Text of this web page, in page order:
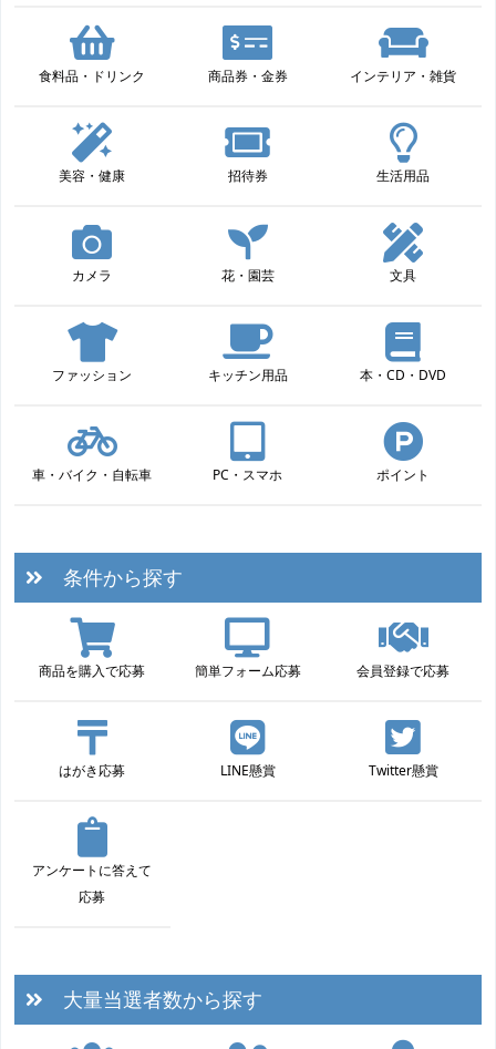
食料品・ドリンク 商品券・金券 インテリア・雑貨
美容・健康 招待券 生活用品
カメラ 花・園芸 文具
ファッション キッチン用品 本・CD・DVD
車・バイク・自転車 PC・スマホ ポイント
条件から探す
商品を購入で応募 簡単フォーム応募 会員登録で応募
はがき応募 LINE懸賞 Twitter懸賞
アンケートに答えて
応募
大量当選者数から探す